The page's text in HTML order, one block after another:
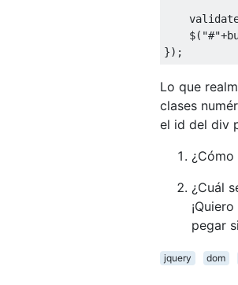
    $
( "#"+
});
Lo que
clases
el id del div
¿Cuál
pegar
jquery dom